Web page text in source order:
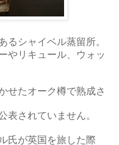
るシャイベル蒸留所。
やリキュール、ウォッ
せたオーク樽で熟成さ
表されていません。
氏が英国を旅した際